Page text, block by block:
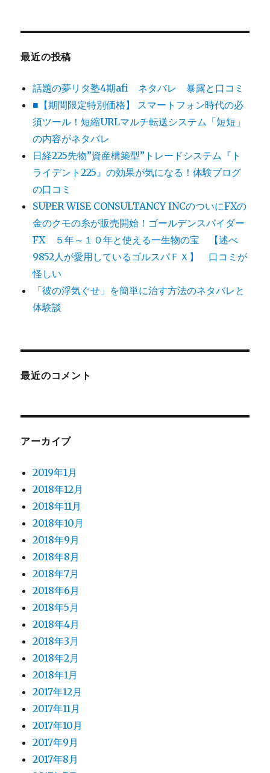
最近の投稿
話題の夢リタ塾4期afi ネタバレ 暴露と口コミ
■【期間限定特別価格】 スマートフォン時代の必
須ツール！短縮URLマルチ転送システム「短短」
の内容がネタバレ
日経225先物”資産構築型”トレードシステム『ト
ライデント225』の効果が気になる！体験ブログ
の口コミ
SUPER WISE CONSULTANCY INCのついにFXの
金のクモの糸が販売開始！ゴールデンスパイダー
FX ５年～１０年と使える一生物の宝 【述べ
9852人が愛用しているゴルスパＦＸ】 口コミが
怪しい
「彼の浮気ぐせ」を簡単に治す方法のネタバレと
体験談
最近のコメント
アーカイブ
2019年1月
2018年12月
2018年11月
2018年10月
2018年9月
2018年8月
2018年7月
2018年6月
2018年5月
2018年4月
2018年3月
2018年2月
2018年1月
2017年12月
2017年11月
2017年10月
2017年9月
2017年8月